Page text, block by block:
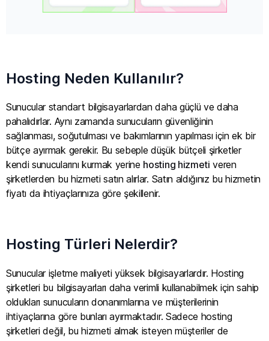
Hosting Neden Kullanılır?
Sunucular standart bilgisayarlardan daha güçlü ve daha
pahalıdırlar. Aynı zamanda sunucuların güvenliğinin
sağlanması, soğutulması ve bakımlarının yapılması için ek bir
bütçe ayırmak gerekir. Bu sebeple düşük bütçeli şirketler
kendi sunucularını kurmak yerine hosting hizmeti veren
şirketlerden bu hizmeti satın alırlar. Satın aldığınız bu hizmetin
fiyatı da ihtiyaçlarınıza göre şekillenir.
Hosting Türleri Nelerdir?
Sunucular işletme maliyeti yüksek bilgisayarlardır. Hosting
şirketleri bu bilgisayarları daha verimli kullanabilmek için sahip
oldukları sunucuların donanımlarına ve müşterilerinin
ihtiyaçlarına göre bunları ayırmaktadır. Sadece hosting
şirketleri değil, bu hizmeti almak isteyen müşteriler de